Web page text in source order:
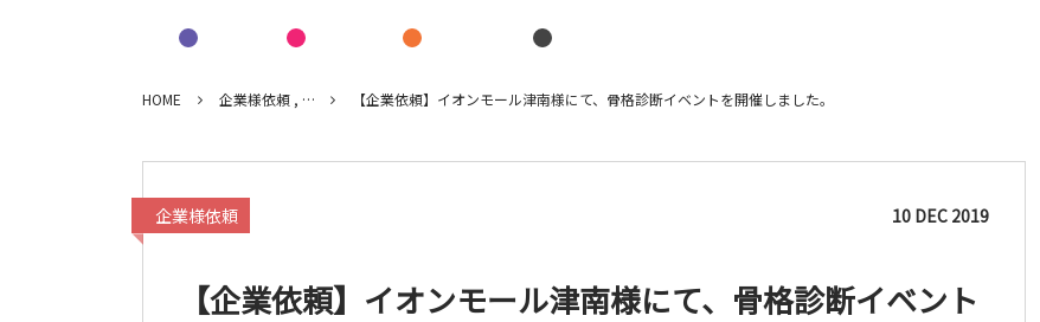
HOME 企業様依頼 , … 【企業依頼】イオンモール津南様にて、骨格診断イベントを開催しました。
企業様依頼 10 DEC 2019
【企業依頼】イオンモール津南様にて、骨格診断イベント